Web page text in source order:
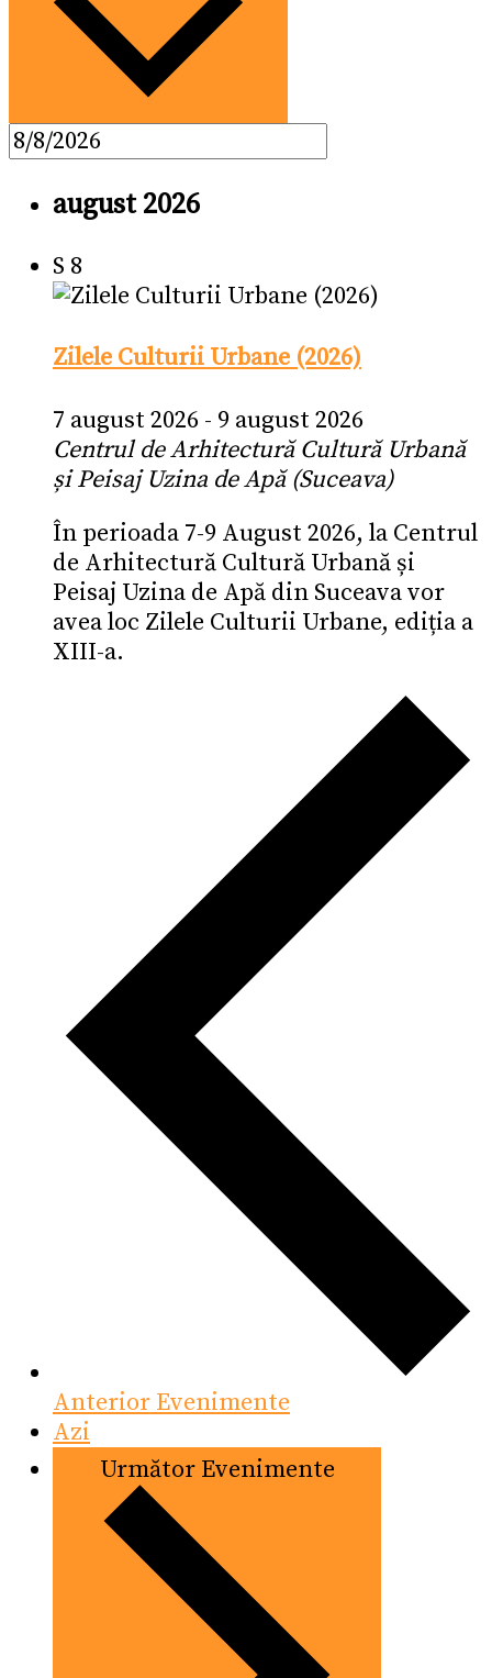
august 2026
S 8
Zilele Culturii Urbane (2026)
7 august 2026 - 9 august 2026
Centrul de Arhitectură Cultură Urbană
și Peisaj Uzina de Apă (Suceava)
În perioada 7-9 August 2026, la Centrul
de Arhitectură Cultură Urbană și
Peisaj Uzina de Apă din Suceava vor
avea loc Zilele Culturii Urbane, ediția a
XIII-a.
Anterior Evenimente
Azi
Următor Evenimente